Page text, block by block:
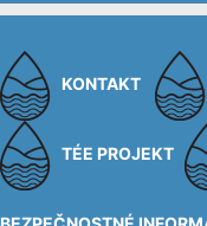
KONTAKT
TÉE PROJEKT